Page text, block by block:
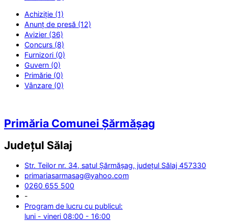
Achiziție (1)
Anunț de presă (12)
Avizier (36)
Concurs (8)
Furnizori (0)
Guvern (0)
Primărie (0)
Vânzare (0)
Primăria Comunei Șărmășag
Județul Sălaj
Str. Teilor nr. 34, satul Șărmășag, județul Sălaj 457330
primariasarmasag@yahoo.com
0260 655 500
-
Program de lucru cu publicul:
luni - vineri 08:00 - 16:00